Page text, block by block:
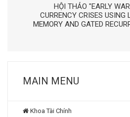
HỘI THẢO "EARLY
CURRENCY CRISES USING
MEMORY AND GATED
MAIN MENU
Khoa Tài Chính